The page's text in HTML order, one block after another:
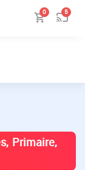
0 5
Primaire,